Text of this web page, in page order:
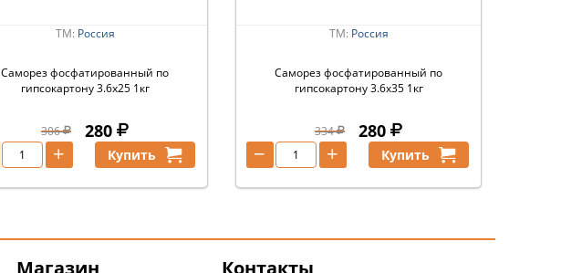
ТМ: Россия
Саморез фосфатированный по
гипсокартону 3.6х25 1кг
306 280
+ Купить
ТМ: Россия
Саморез фосфатированный по
гипсокартону 3.6х35 1кг
334 280
+
− Купить
Магазин Контакты